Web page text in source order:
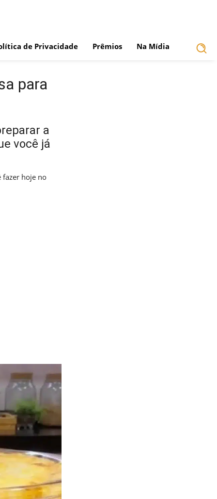
de Privacidade Prêmios Na Mídia
para
a
você já
fazer hoje no